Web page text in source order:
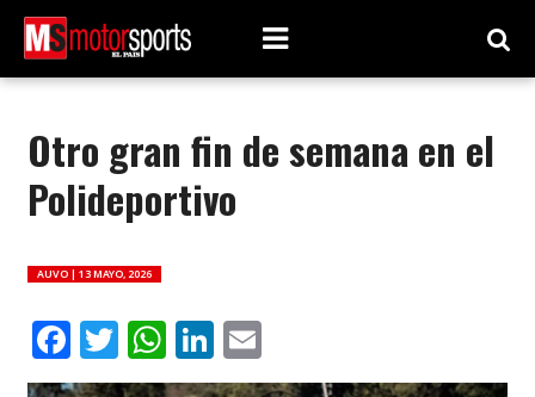
Otro gran fin de semana en el
Polideportivo
AUVO | 13 MAYO, 2026
Facebook
Twitter
WhatsApp
LinkedIn
Email